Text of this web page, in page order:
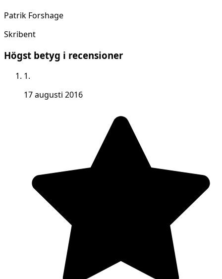
Patrik Forshage
Skribent
Högst betyg i recensioner
1.
17 augusti 2016